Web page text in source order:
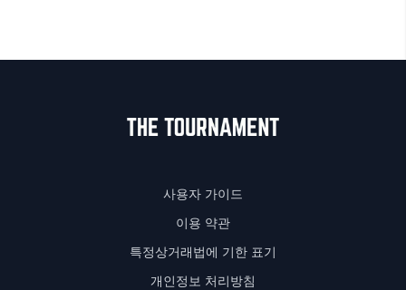
사용자 가이드
이용 약관
특정상거래법에 기한 표기
개인정보 처리방침